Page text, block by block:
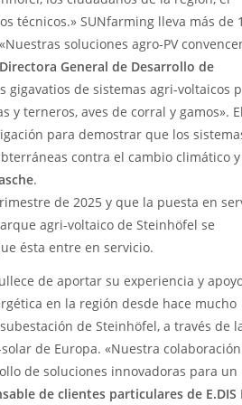
técnicos.» SUNfarming lleva más de
soluciones agro-PV
General de Desarrollo de
gigavatios de sistemas agri-voltaicos
y terneros, aves de corral y gamos». El
para demostrar que los
contra el cambio climático y
.
de 2025 y que la puesta en
agri-voltaico de Steinhöfel se
ésta entre en servicio.
de aportar su experiencia y
en la región desde hace mucho
de Steinhöfel, a través de
de Europa. «Nuestra
de soluciones innovadoras para un
de clientes particulares de E.DIS